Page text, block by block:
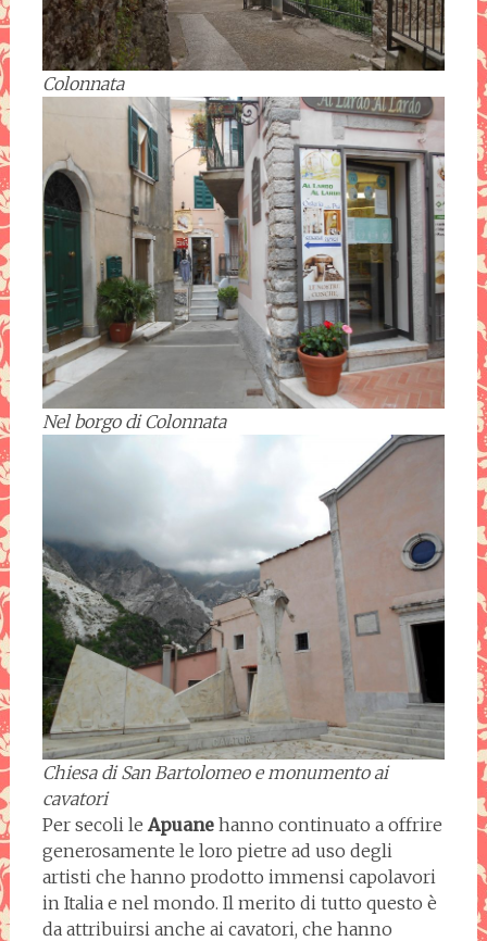
Colonnata
Nel borgo di Colonnata
Chiesa di San Bartolomeo e monumento ai
cavatori
Per secoli le Apuanehanno continuato a offrire
generosamente le loro pietre ad uso degli
artisti che hanno prodotto immensi capolavori
in Italia e nel mondo. Il merito di tutto questo è
da attribuirsi anche ai cavatori, che hanno